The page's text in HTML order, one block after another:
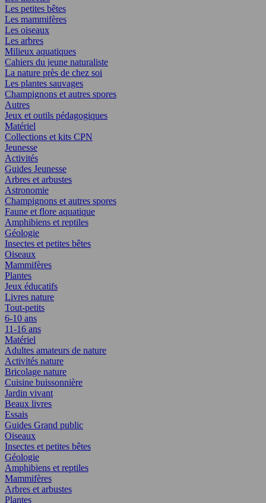
Les petites bêtes
Les mammifères
Les oiseaux
Les arbres
Milieux aquatiques
Cahiers du jeune naturaliste
La nature près de chez soi
Les plantes sauvages
Champignons et autres spores
Autres
Jeux et outils pédagogiques
Matériel
Collections et kits CPN
Jeunesse
Activités
Guides Jeunesse
Arbres et arbustes
Astronomie
Champignons et autres spores
Faune et flore aquatique
Amphibiens et reptiles
Géologie
Insectes et petites bêtes
Oiseaux
Mammifères
Plantes
Jeux éducatifs
Livres nature
Tout-petits
6-10 ans
11-16 ans
Matériel
Adultes amateurs de nature
Activités nature
Bricolage nature
Cuisine buissonnière
Jardin vivant
Beaux livres
Essais
Guides Grand public
Oiseaux
Insectes et petites bêtes
Géologie
Amphibiens et reptiles
Mammifères
Arbres et arbustes
Plantes